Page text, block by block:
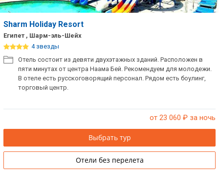
Sharm Holiday Resort
Египет , Шарм-эль-Шейх
4 звезды
Отель состоит из девяти двухэтажных зданий. Расположен в
пяти минутах от центра Наама Бей. Рекомендуем для молодежи.
В отеле есть русскоговорящий персонал. Рядом есть боулинг,
торговый центр.
от 23 060 ₽ за ночь
Выбрать тур
Отели без перелета